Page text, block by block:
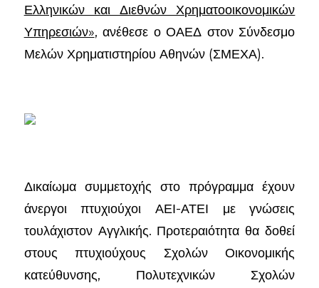
Ελληνικών και Διεθνών Χρηματοοικονομικών
Υπηρεσιών», ανέθεσε ο ΟΑΕΔ στον Σύνδεσμο
Μελών Χρηματιστηρίου Αθηνών (ΣΜΕΧΑ).
Δικαίωμα συμμετοχής στο πρόγραμμα έχουν
άνεργοι πτυχιούχοι ΑΕΙ-ΑΤΕΙ με γνώσεις
τουλάχιστον Αγγλικής. Προτεραιότητα θα δοθεί
στους πτυχιούχους Σχολών Οικονομικής
κατεύθυνσης, Πολυτεχνικών Σχολών